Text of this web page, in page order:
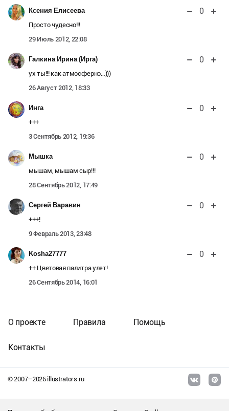
Ксения Елисеева 0
Просто чудесно!!!
29 Июль 2012, 22:08
Галкина Ирина (Ирга) 0
ух ты!!! как атмосферно…)))
26 Август 2012, 18:33
Инга 0
+++
3 Сентябрь 2012, 19:36
Мышка 0
мышам, мышам сыр!!!
28 Сентябрь 2012, 17:49
Сергей Варавин 0
+++!
9 Февраль 2013, 23:48
Kosha27777 0
++ Цветовая палитра улет!
26 Сентябрь 2014, 16:01
© 2007–2026illustrators.ru
О проекте Правила Помощь
Контакты